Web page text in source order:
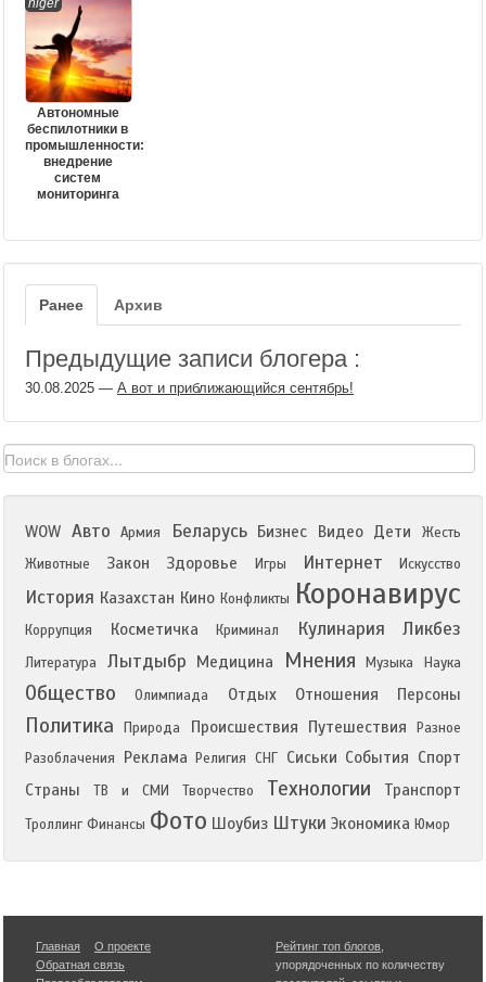
niger
Автономные
беспилотники в
промышленности:
внедрение
систем
мониторинга
Ранее Архив
Предыдущие записи блогера :
30.08.2025 — А вот и приближающийся сентябрь!
WOW Авто Армия Беларусь Бизнес Видео Дети
Жесть
Животные
Закон Здоровье Игры Интернет Искусство
История Казахстан Кино Конфликты Коронавирус
Коррупция Косметичка Криминал Кулинария Ликбез
Литература Лытдыбр Медицина Мнения Музыка Наука
Общество Олимпиада Отдых Отношения Персоны
Политика Природа Происшествия Путешествия
Разное
Разоблачения
Реклама Религия СНГ Сиськи События Спорт
Страны
ТВ и СМИ Творчество Технологии Транспорт
Троллинг Финансы Фото Шоубиз Штуки Экономика Юмор
Главная
О проекте
Обратная связь
Рейтинг топ блогов
упорядоченных по количеству